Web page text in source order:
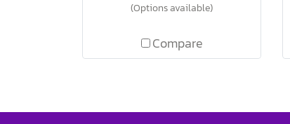
(Options available)
Compare